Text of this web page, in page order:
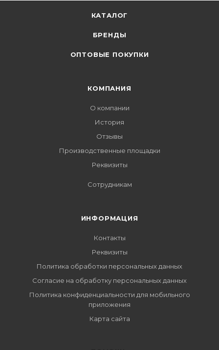
КАТАЛОГ
БРЕНДЫ
ОПТОВЫЕ ПОКУПКИ
КОМПАНИЯ
О компании
История
Отзывы
Производственные площадки
Реквизиты
Сотрудникам
ИНФОРМАЦИЯ
Контакты
Реквизиты
Политика обработки персональных данных
Согласие на обработку персональных данных
Политика конфиденциальности для мобильного
приложения
Карта сайта